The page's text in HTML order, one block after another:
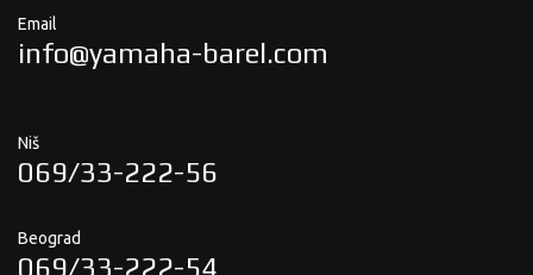
Email
info@yamaha-barel.com
Niš
069/33-222-56
Beograd
069/33-222-54